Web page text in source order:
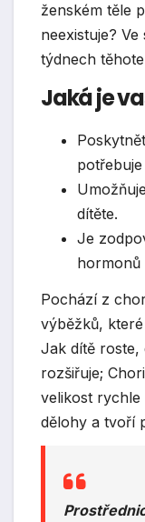
ženském těle
neexistuje?
týdnech
Jaká je
dítěte.
Je
Pochází z
výběžků,
Jak dítě roste,
rozšiřuje;
velikost rychle
dělohy a tvoří